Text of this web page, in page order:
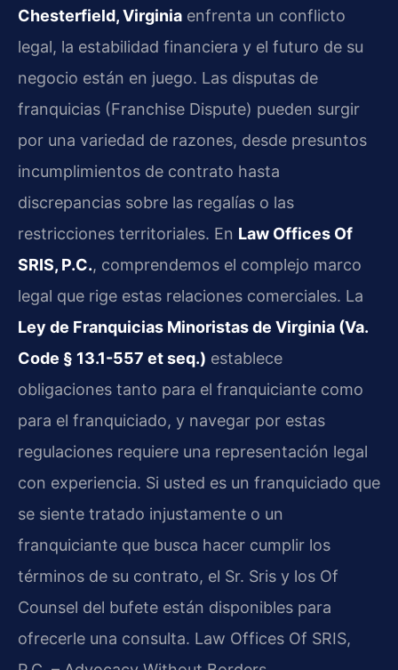
Chesterfield, Virginia enfrenta un conflicto
legal, la estabilidad financiera y el futuro de su
negocio están en juego. Las disputas de
franquicias (Franchise Dispute) pueden surgir
por una variedad de razones, desde presuntos
incumplimientos de contrato hasta
discrepancias sobre las regalías o las
restricciones territoriales. En Law Offices Of
SRIS, P.C., comprendemos el complejo marco
legal que rige estas relaciones comerciales. La
Ley de Franquicias Minoristas de Virginia (Va.
Code § 13.1-557 et seq.) establece
obligaciones tanto para el franquiciante como
para el franquiciado, y navegar por estas
regulaciones requiere una representación legal
con experiencia. Si usted es un franquiciado que
se siente tratado injustamente o un
franquiciante que busca hacer cumplir los
términos de su contrato, el Sr. Sris y los Of
Counsel del bufete están disponibles para
ofrecerle una consulta. Law Offices Of SRIS,